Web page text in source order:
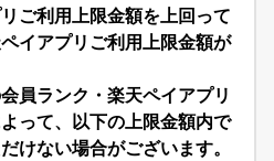
ご利用上限金額を上回って
イアプリご利用上限金額が
員ランク・楽天ペイアプリ
って、以下の上限金額内で
けない場合がございます。